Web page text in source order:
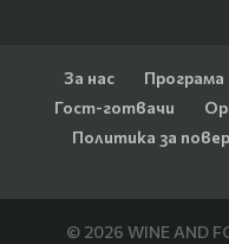
За нас Програма
Гост-готвачи
Политика за
© 2026 WINE AND